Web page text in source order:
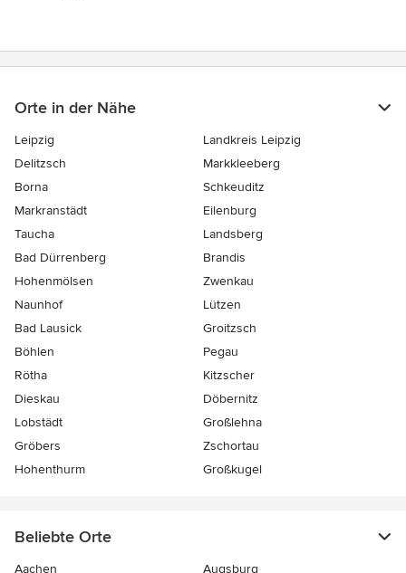
Orte in der Nähe
Leipzig
Landkreis Leipzig
Delitzsch
Markkleeberg
Borna
Schkeuditz
Markranstädt
Eilenburg
Taucha
Landsberg
Bad Dürrenberg
Brandis
Hohenmölsen
Zwenkau
Naunhof
Lützen
Bad Lausick
Groitzsch
Böhlen
Pegau
Rötha
Kitzscher
Dieskau
Döbernitz
Lobstädt
Großlehna
Gröbers
Zschortau
Hohenthurm
Großkugel
Beliebte Orte
Aachen Augsburg